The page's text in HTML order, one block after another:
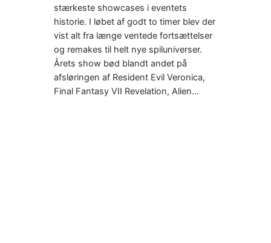
stærkeste showcases i eventets
historie. I løbet af godt to timer blev der
vist alt fra længe ventede fortsættelser
og remakes til helt nye spiluniverser.
Årets show bød blandt andet på
afsløringen af Resident Evil Veronica,
Final Fantasy VII Revelation, Alien…